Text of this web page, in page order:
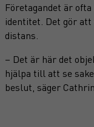
Företagandet är
identitet. Det gör
distans.
– Det är här det
hjälpa till att se
beslut, säger Cathrin.